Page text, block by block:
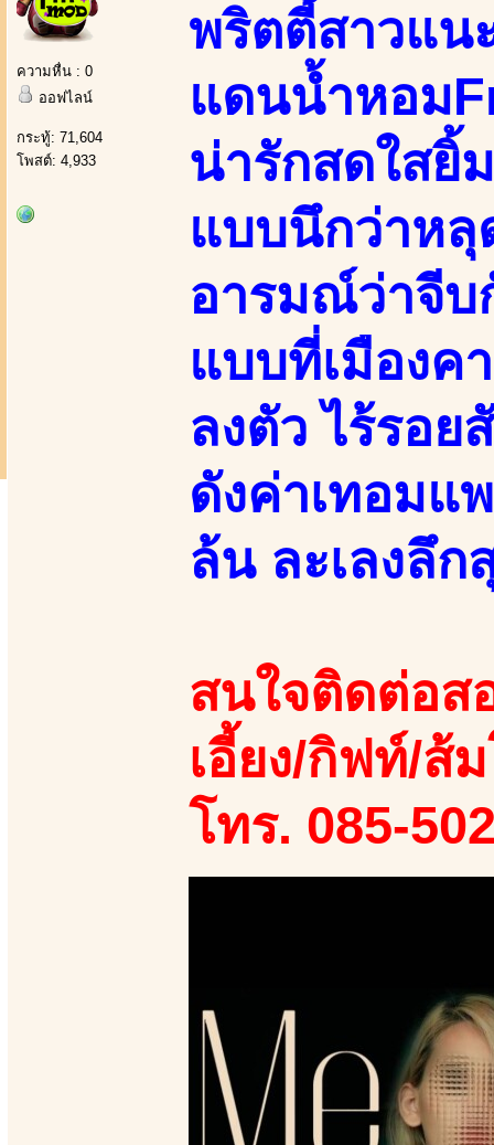
ความหื่น : 0
ออฟไลน์
กระทู้: 71,604
โพสต์: 4,933
พริตตี้สาวแน
แดนน้ำหอม
น่ารักสดใสยิ้
แบบนึกว่าหลุ
อารมณ์ว่าจีบ
แบบที่เมืองค
ลงตัว ไร้รอ
ดังค่าเทอมแ
ล้น ละเลงลึ
สนใจติดต่อส
เอี้ยง/กิฟท์/ส้
โทร. 085-